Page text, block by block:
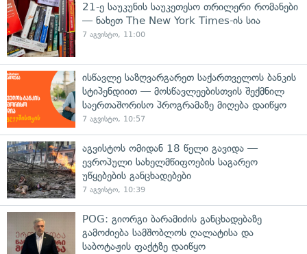
21-ე საუკუნის საუკეთესო თრილერი რომანები
— ნახეთ The New York Times-ის სია
7 აგვისტო, 11:00
ისწავლე საზღვარგარეთ საქართველოს ბანკის
სტიპენდიით — მოსწავლეებისთვის შექმნილ
საერთაშორისო პროგრამაზე მიღება დაიწყო
7 აგვისტო, 10:57
აგვისტოს ომიდან 18 წელი გავიდა —
ევროპული სახელმწიფოების საგარეო
უწყებების განცხადებები
7 აგვისტო, 10:39
POG: გიორგი ბარამიძის განცხადებაზე
გამოძიება სამშობლოს ღალატისა და
საბოტაჟის ფაქტზე დაიწყო